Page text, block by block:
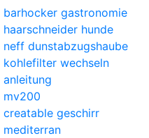
barhocker gastronomie
haarschneider hunde
neff dunstabzugshaube
kohlefilter wechseln
anleitung
mv200
creatable geschirr
mediterran